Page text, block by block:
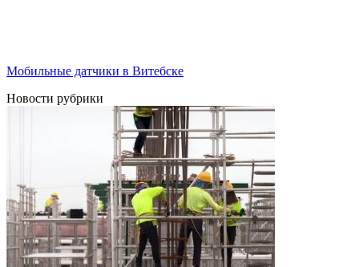
Мобильные датчики в Витебске
Новости рубрики